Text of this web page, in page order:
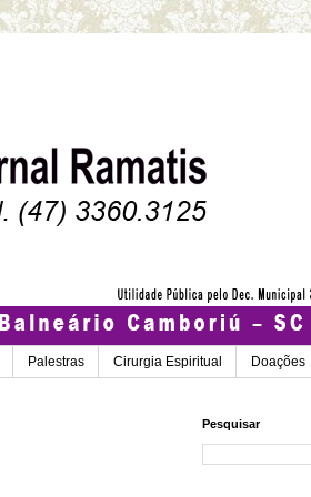
Palestras Cirurgia Espiritual Doações
Pesquisar